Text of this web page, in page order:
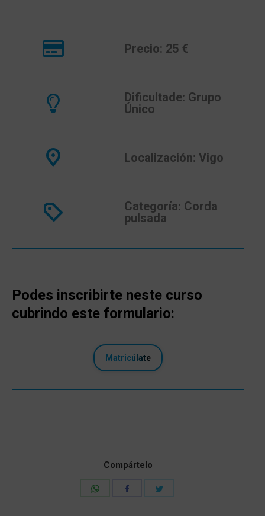
Precio: 25 €
Dificultade: Grupo
Único
Localización: Vigo
Categoría: Corda
pulsada
Podes inscribirte neste curso
cubrindo este formulario:
Matricúlate
Compártelo
Share